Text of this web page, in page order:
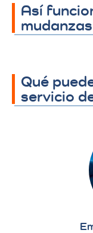
Así
Qué
servicio